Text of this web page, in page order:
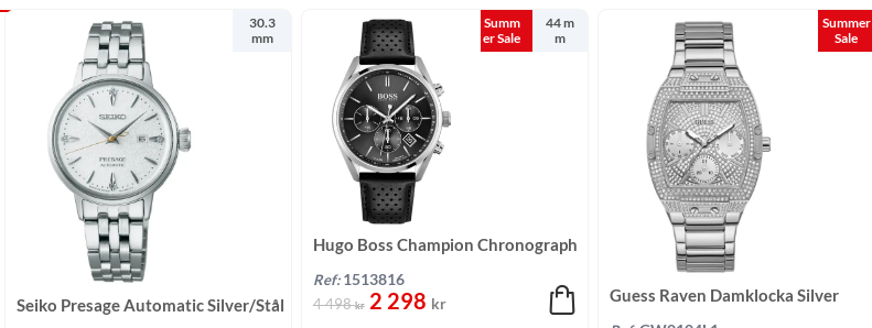
30.3
mm
Seiko Presage Automatic Silver/Stål
Summ
er Sale
44 m
m
Hugo Boss Champion Chronograph
Ref: 1513816
4 498kr 2 298 kr
Summer
Sale
Guess Raven Damklocka Silver